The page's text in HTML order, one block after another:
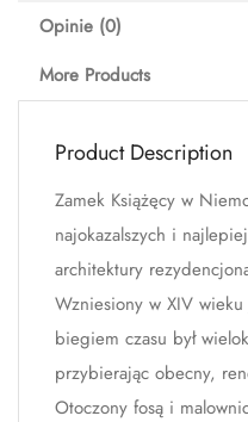
Opinie (0)
More Products
Product Description
Zamek Książęcy w
najokazalszych i
architektury
Wzniesiony w XIV
biegiem czasu był
przybierając obecny,
Otoczony fosą i